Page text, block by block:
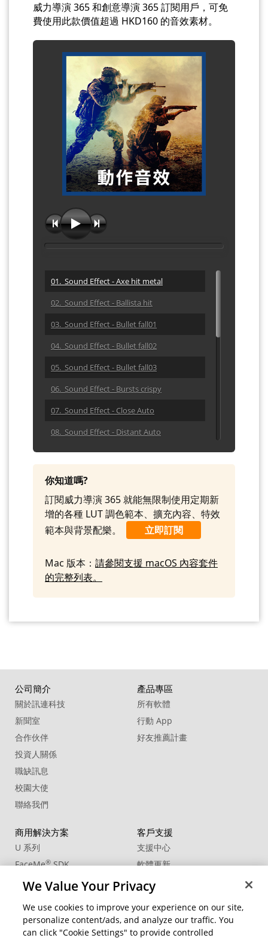
威力導演 365 和創意導演 365 訂閱用戶，可免
費使用此款價值超過 HKD160 的音效素材。
01. Sound Effect - Axe hit metal
02. Sound Effect - Ballista hit
03. Sound Effect - Bullet fall01
04. Sound Effect - Bullet fall02
05. Sound Effect - Bullet fall03
06. Sound Effect - Bursts crispy
07. Sound Effect - Close Auto
08. Sound Effect - Distant Auto
09. Sound Effect - Gashob01
10. Sound Effect - Glass01
11. Sound Effect - Glass02
12. Sound Effect - Heavy Auto
13. Sound Effect - Singleshots Huge
14. Sound Effect - Sweep Dry01
15. Sound Effect - Swing01
17. Sound Effect - Sword Hit Dry01
19. Sound Effect - Sword Hit Wood01
20. Sound Effect - Sword Hit Wood02
你知道嗎?
訂閱威力導演 365 就能無限制使用定期新
增的各種 LUT 調色範本、擴充內容、特效
範本與背景配樂。
立即訂閱
Mac 版本： 請參閱支援 macOS 內容套件
的完整列表。
公司簡介
關於訊連科技
新聞室
合作伙伴
投資人關係
職缺訊息
校園大使
聯絡我們
產品專區
所有軟體
行動 App
好友推薦計畫
商用解決方案
U 系列
FaceMe®SDK
客戶支援
支援中心
軟體更新
教學中心
CCP國際專業認證
社群資源 變更地區
We Value Your Privacy
We use cookies to improve your experience on our site,
personalize content/ads, and analyze our traffic. You
can click "Cookie Settings" to provide controlled